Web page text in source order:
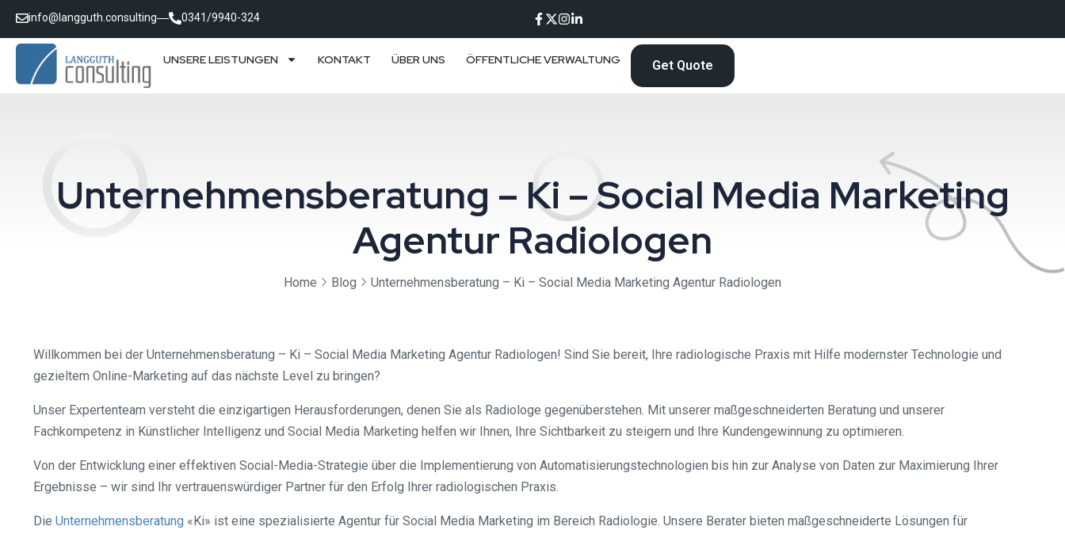
info@langguth.consulting 0341/9940-324
UNSERE LEISTUNGEN KONTAKT ÜBER UNS ÖFFENTLICHE VERWALTUNG Get Quote
Unternehmensberatung – Ki – Social Media Marketing
Agentur Radiologen
Home Blog Unternehmensberatung – Ki – Social Media Marketing Agentur Radiologen
Willkommen bei der Unternehmensberatung – Ki – Social Media Marketing Agentur Radiologen! Sind Sie bereit, Ihre radiologische Praxis mit Hilfe modernster Technologie und
gezieltem Online-Marketing auf das nächste Level zu bringen?
Unser Expertenteam versteht die einzigartigen Herausforderungen, denen Sie als Radiologe gegenüberstehen. Mit unserer maßgeschneiderten Beratung und unserer
Fachkompetenz in Künstlicher Intelligenz und Social Media Marketing helfen wir Ihnen, Ihre Sichtbarkeit zu steigern und Ihre Kundengewinnung zu optimieren.
Von der Entwicklung einer effektiven Social-Media-Strategie über die Implementierung von Automatisierungstechnologien bis hin zur Analyse von Daten zur Maximierung Ihrer
Ergebnisse – wir sind Ihr vertrauenswürdiger Partner für den Erfolg Ihrer radiologischen Praxis.
Die Unternehmensberatung «Ki» ist eine spezialisierte Agentur für Social Media Marketing im Bereich Radiologie. Unsere Berater bieten maßgeschneiderte Lösungen für